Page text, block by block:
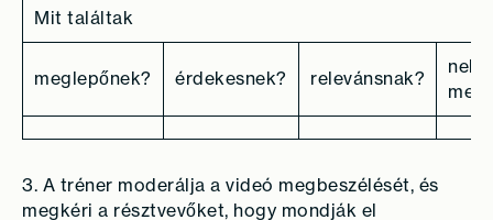
Mit találtak
meglepőnek? érdekesnek? relevánsnak?
3. A tréner moderálja a videó megbeszélését, és
megkéri a résztvevőket, hogy mondják el